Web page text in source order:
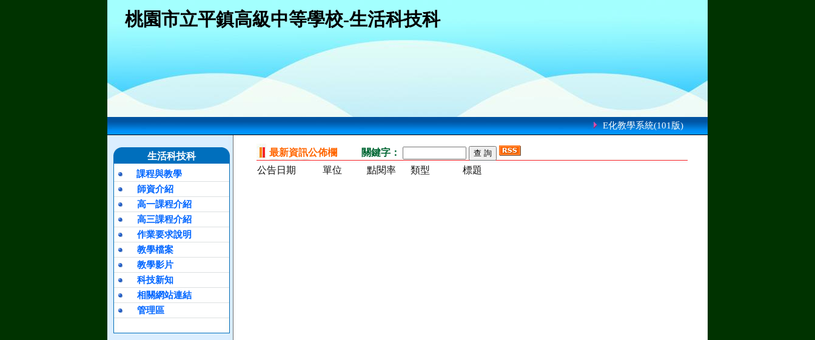
桃園市立平鎮高級中等學校-生活科技科
E化教學系統(101版)
生活科技科
課程與教學
師資介紹
高一課程介紹
高三課程介紹
作業要求說明
教學檔案
教學影片
科技新知
相關網站連結
管理區
最新資訊公佈欄
關鍵字：
公告日期
單位 點閱率 類型 標題